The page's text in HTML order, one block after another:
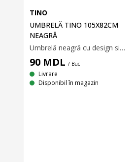
TINO
UMBRELĂ TINO 105X82CM
NEAGRĂ
Umbrelă neagră cu design simplu și clasic. Cu întărituri din fibră de sticlă și cadru din fier. Ø105x82 cm
90 MDL / Buc
Livrare
Disponibil în magazin